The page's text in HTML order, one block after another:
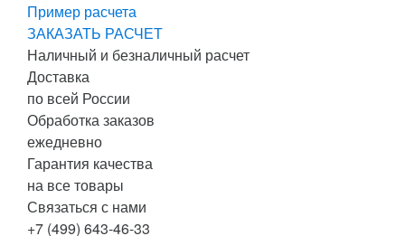
Пример расчета
ЗАКАЗАТЬ РАСЧЕТ
Наличный и безналичный расчет
Доставка
по всей России
Обработка заказов
ежедневно
Гарантия качества
на все товары
Связаться с нами
+7 (499) 643-46-33